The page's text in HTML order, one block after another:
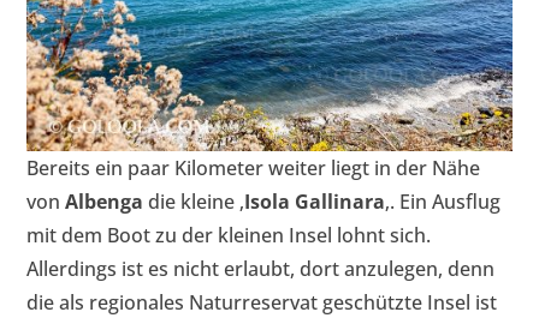
Bereits ein paar Kilometer weiter liegt in der Nähe
vonAlbenga die kleine ‚Isola Gallinara‚. Ein Ausflug
mit dem Boot zu der kleinen Insel lohnt sich.
Allerdings ist es nicht erlaubt, dort anzulegen, denn
die als regionales Naturreservat geschützte Insel ist